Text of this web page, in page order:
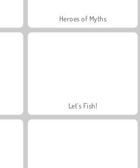
Heroes of Myths
Let's Fish!